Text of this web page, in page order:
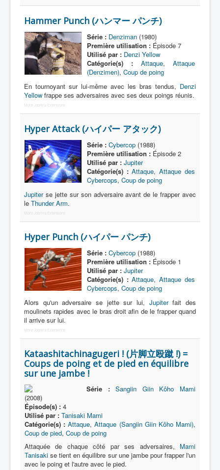
Attaque
[]
Nom
Hammer Punch (ハンマー パンチ)
Série : Denziman(1980)
Première utilisation :Épisode 7
Utilisé par : Denzi Yellow
Catégorie(s) :
Attaque, Attaque
(Denzimen), Coup de poing
En tournoyant sur lui-même avec les bras tendus, Denzi
Yellow frappe ses adversaires avec ses deux poings réunis.
More Joomla Extensions
Hyper Attack (ハイパー アタック)
Série : Cybercop(1988)
Première utilisation :Épisode 2
Utilisé par : Jupiter
Catégorie(s) : Attaque,Attaque des
Cybercops, Coup de poing
Jupiterse jette sur son adversaire avant de le frapper avec
le Thunder Arm.
More Joomla Extensions
Hyper Punch (ハイパー パンチ)
Série : Cybercop(1988)
Première utilisation :Épisode 1
Utilisé par : Jupiter
Catégorie(s) : Attaque,Attaque des
Cybercops, Coup de poing
Alors qu'un adversaire se jette sur lui, Jupiterfait des
moulinets rapides avec le bras droit afin de le frapper quand
il arrive sur lui.
More Joomla Extensions
Kataashitachinagugeri ! (片脚立殴蹴 !) =
Coups de poing et de pied en équilibre
sur une jambe !
Série :
Sangiin Giin Kôho Mami
(2008)
Épisode(s) : 4
Utilisé par : Tanisaki Mami
Catégorie(s) : Attaque,Attaque (Sangiin Giin Kôho Mami),
Coup de pied, Coup de poing
Attaquée de chaque côté par ses adversaires, Mami
Tanisaki se tient en équilibre sur une jambe pour frapper l'un
avec le poing et l'autre avec le pied.